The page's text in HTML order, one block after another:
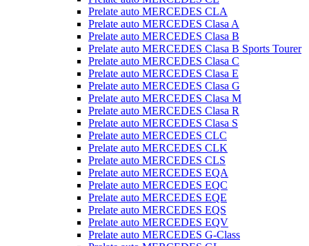
Prelate auto MERCEDES CLA
Prelate auto MERCEDES Clasa A
Prelate auto MERCEDES Clasa B
Prelate auto MERCEDES Clasa B Sports Tourer
Prelate auto MERCEDES Clasa C
Prelate auto MERCEDES Clasa E
Prelate auto MERCEDES Clasa G
Prelate auto MERCEDES Clasa M
Prelate auto MERCEDES Clasa R
Prelate auto MERCEDES Clasa S
Prelate auto MERCEDES CLC
Prelate auto MERCEDES CLK
Prelate auto MERCEDES CLS
Prelate auto MERCEDES EQA
Prelate auto MERCEDES EQC
Prelate auto MERCEDES EQE
Prelate auto MERCEDES EQS
Prelate auto MERCEDES EQV
Prelate auto MERCEDES G-Class